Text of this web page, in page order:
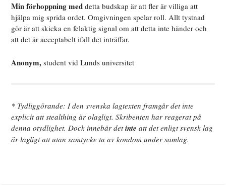
Min förhoppning med detta budskap är att fler är villiga att
hjälpa mig sprida ordet. Omgivningen spelar roll. Allt tystnad
gör är att skicka en felaktig signal om att detta inte händer och
att det är acceptabelt ifall det inträffar.
Anonym,student vid Lunds universitet
* Tydliggörande: I den svenska lagtexten framgår det inte
explicit att stealthing är olagligt. Skribenten har reagerat på
denna otydlighet. Dock innebär detinte att det enligt svensk lag
är lagligt att utan samtycke ta av kondom under samlag.